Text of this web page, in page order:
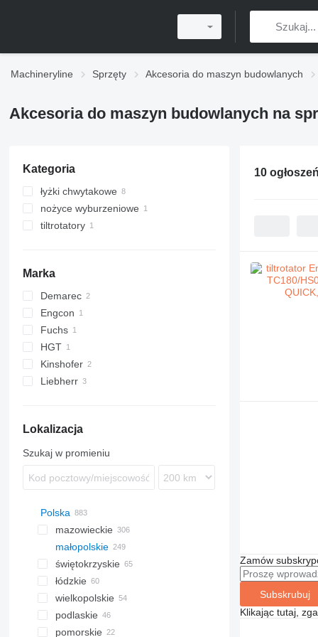
Machineryline Sprzęty Akcesoria do maszyn budowlanych
Akcesoria do maszyn budowlanych na
Kategoria
łyżki chwytakowe
nożyce wyburzeniowe
tiltrotatory
Marka
Demarec
Engcon
Fuchs
HGT
Kinshofer
C18VE
Liebherr
Lokalizacja
Szukaj w promieniu
Polska
mazowieckie
Warszawa
Pułtusk
Łochów
Wołomin
Mińsk Mazowiecki
Sochaczew
małopolskie
Kraków
Iwanowice
Nowy Sącz
Wielogłowy
Bolechowice
świętokrzyskie
Kielce
Słupia
Łopuszno
Pińczów
łódzkie
Bełchatów
wielkopolskie
Poznań
Perzyce
podlaskie
Białystok
pomorskie
10
Zamów
Subskrubuj
Klikając tutaj,